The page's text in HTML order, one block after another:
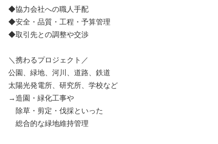
◆協力会社への職人手配
◆安全・品質・工程・予算管理
◆取引先との調整や交渉
＼携わるプロジェクト／
公園、緑地、河川、道路、鉄道
太陽光発電所、研究所、学校など
→造園・緑化工事や
除草・剪定・伐採といった
総合的な緑地維持管理